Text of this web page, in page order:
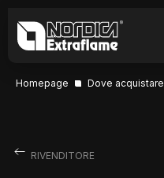
Homepage Dove acquistare
RIVENDITORE